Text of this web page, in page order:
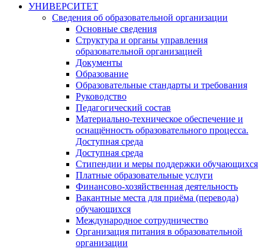
УНИВЕРСИТЕТ
Сведения об образовательной организации
Основные сведения
Структура и органы управления
образовательной организацией
Документы
Образование
Образовательные стандарты и требования
Руководство
Педагогический состав
Материально-техническое обеспечение и
оснащённость образовательного процесса.
Доступная среда
Доступная среда
Стипендии и меры поддержки обучающихся
Платные образовательные услуги
Финансово-хозяйственная деятельность
Вакантные места для приёма (перевода)
обучающихся
Международное сотрудничество
Организация питания в образовательной
организации